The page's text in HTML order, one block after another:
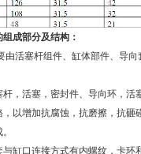
成部分及结构：
活塞杆组件、缸体部件、导向
，活塞，密封件、导向环，活
以增加抗腐蚀，抗磨擦，抗砸
缸口连接方式有内螺纹，卡环